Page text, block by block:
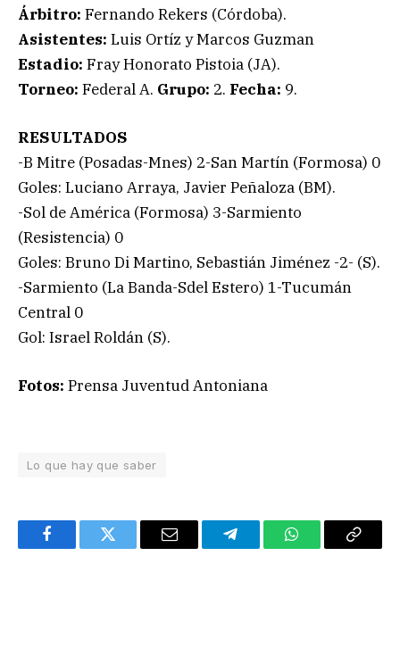
Árbitro: Fernando Rekers (Córdoba).
Asistentes: Luis Ortíz y Marcos Guzman
Estadio: Fray Honorato Pistoia (JA).
Torneo: Federal A. Grupo: 2. Fecha: 9.
RESULTADOS
-B Mitre (Posadas-Mnes) 2-San Martín (Formosa) 0
Goles: Luciano Arraya, Javier Peñaloza (BM).
-Sol de América (Formosa) 3-Sarmiento
(Resistencia) 0
Goles: Bruno Di Martino, Sebastián Jiménez -2- (S).
-Sarmiento (La Banda-Sdel Estero) 1-Tucumán
Central 0
Gol: Israel Roldán (S).
Fotos: Prensa Juventud Antoniana
Lo que hay que saber
FacebookTwitter Email TelegramWhatsAppCopy